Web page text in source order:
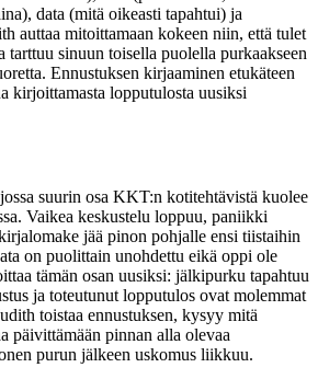
data (mitä oikeasti tapahtui) ja
auttaa mitoittamaan kokeen niin, että tulet
tarttuu sinuun toisella puolella purkaakseen
Ennustuksen kirjaaminen etukäteen
kirjoittamasta lopputulosta uusiksi
suurin osa KKT:n kotitehtävistä kuolee
Vaikea keskustelu loppuu, paniikki
jää pinon pohjalle ensi tiistaihin
on puolittain unohdettu eikä oppi ole
tämän osan uusiksi: jälkipurku tapahtuu
ja toteutunut lopputulos ovat molemmat
toistaa ennustuksen, kysyy mitä
päivittämään pinnan alla olevaa
purun jälkeen uskomus liikkuu.